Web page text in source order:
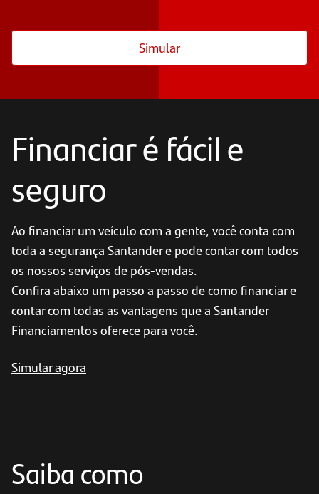
Simular
Financiar é fácil e
seguro
Ao financiar um veículo com a gente, você conta com
toda a segurança Santander e pode contar com todos
os nossos serviços de pós-vendas.
Confira abaixo um passo a passo de como financiar e
contar com todas as vantagens que a Santander
Financiamentos oferece para você.
Simular agora
Saiba como